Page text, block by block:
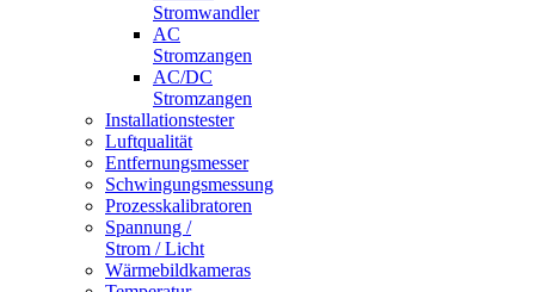
Stromwandler
AC
Stromzangen
AC/DC
Stromzangen
Installationstester
Luftqualität
Entfernungsmesser
Schwingungsmessung
Prozesskalibratoren
Spannung /
Strom / Licht
Wärmebildkameras